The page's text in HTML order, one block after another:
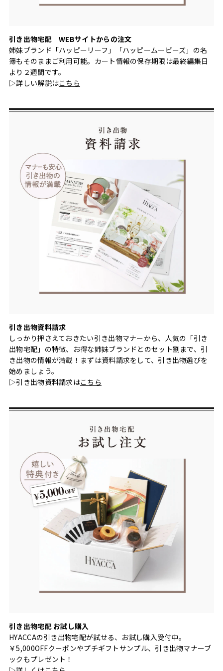
引き出物宅配 WEBサイトからの注文
姉妹ブランド「ハッピーリーフ」「ハッピームービーズ」の名
簿もそのままご利用可能。カート情報の保存期限は最終編集日
より２週間です。
▷詳しい解説はこちら
引き出物資料請求
しっかり押さえておきたい引き出物マナーから、人気の「引き
出物宅配」の特徴、お得な姉妹ブランドとのセット割まで、引
き出物の情報が満載！まずは資料請求をして、引き出物選びを
始めましょう。
▷引き出物資料請求はこちら
引き出物宅配 お試し購入
HYACCAの引き出物宅配が試せる、お試し購入受付中。
￥5,000OFFクーポンやプチギフトサンプル、引き出物マナーブ
ックもプレゼント！